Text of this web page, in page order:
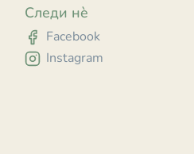
Следи нè
Facebook
Instagram